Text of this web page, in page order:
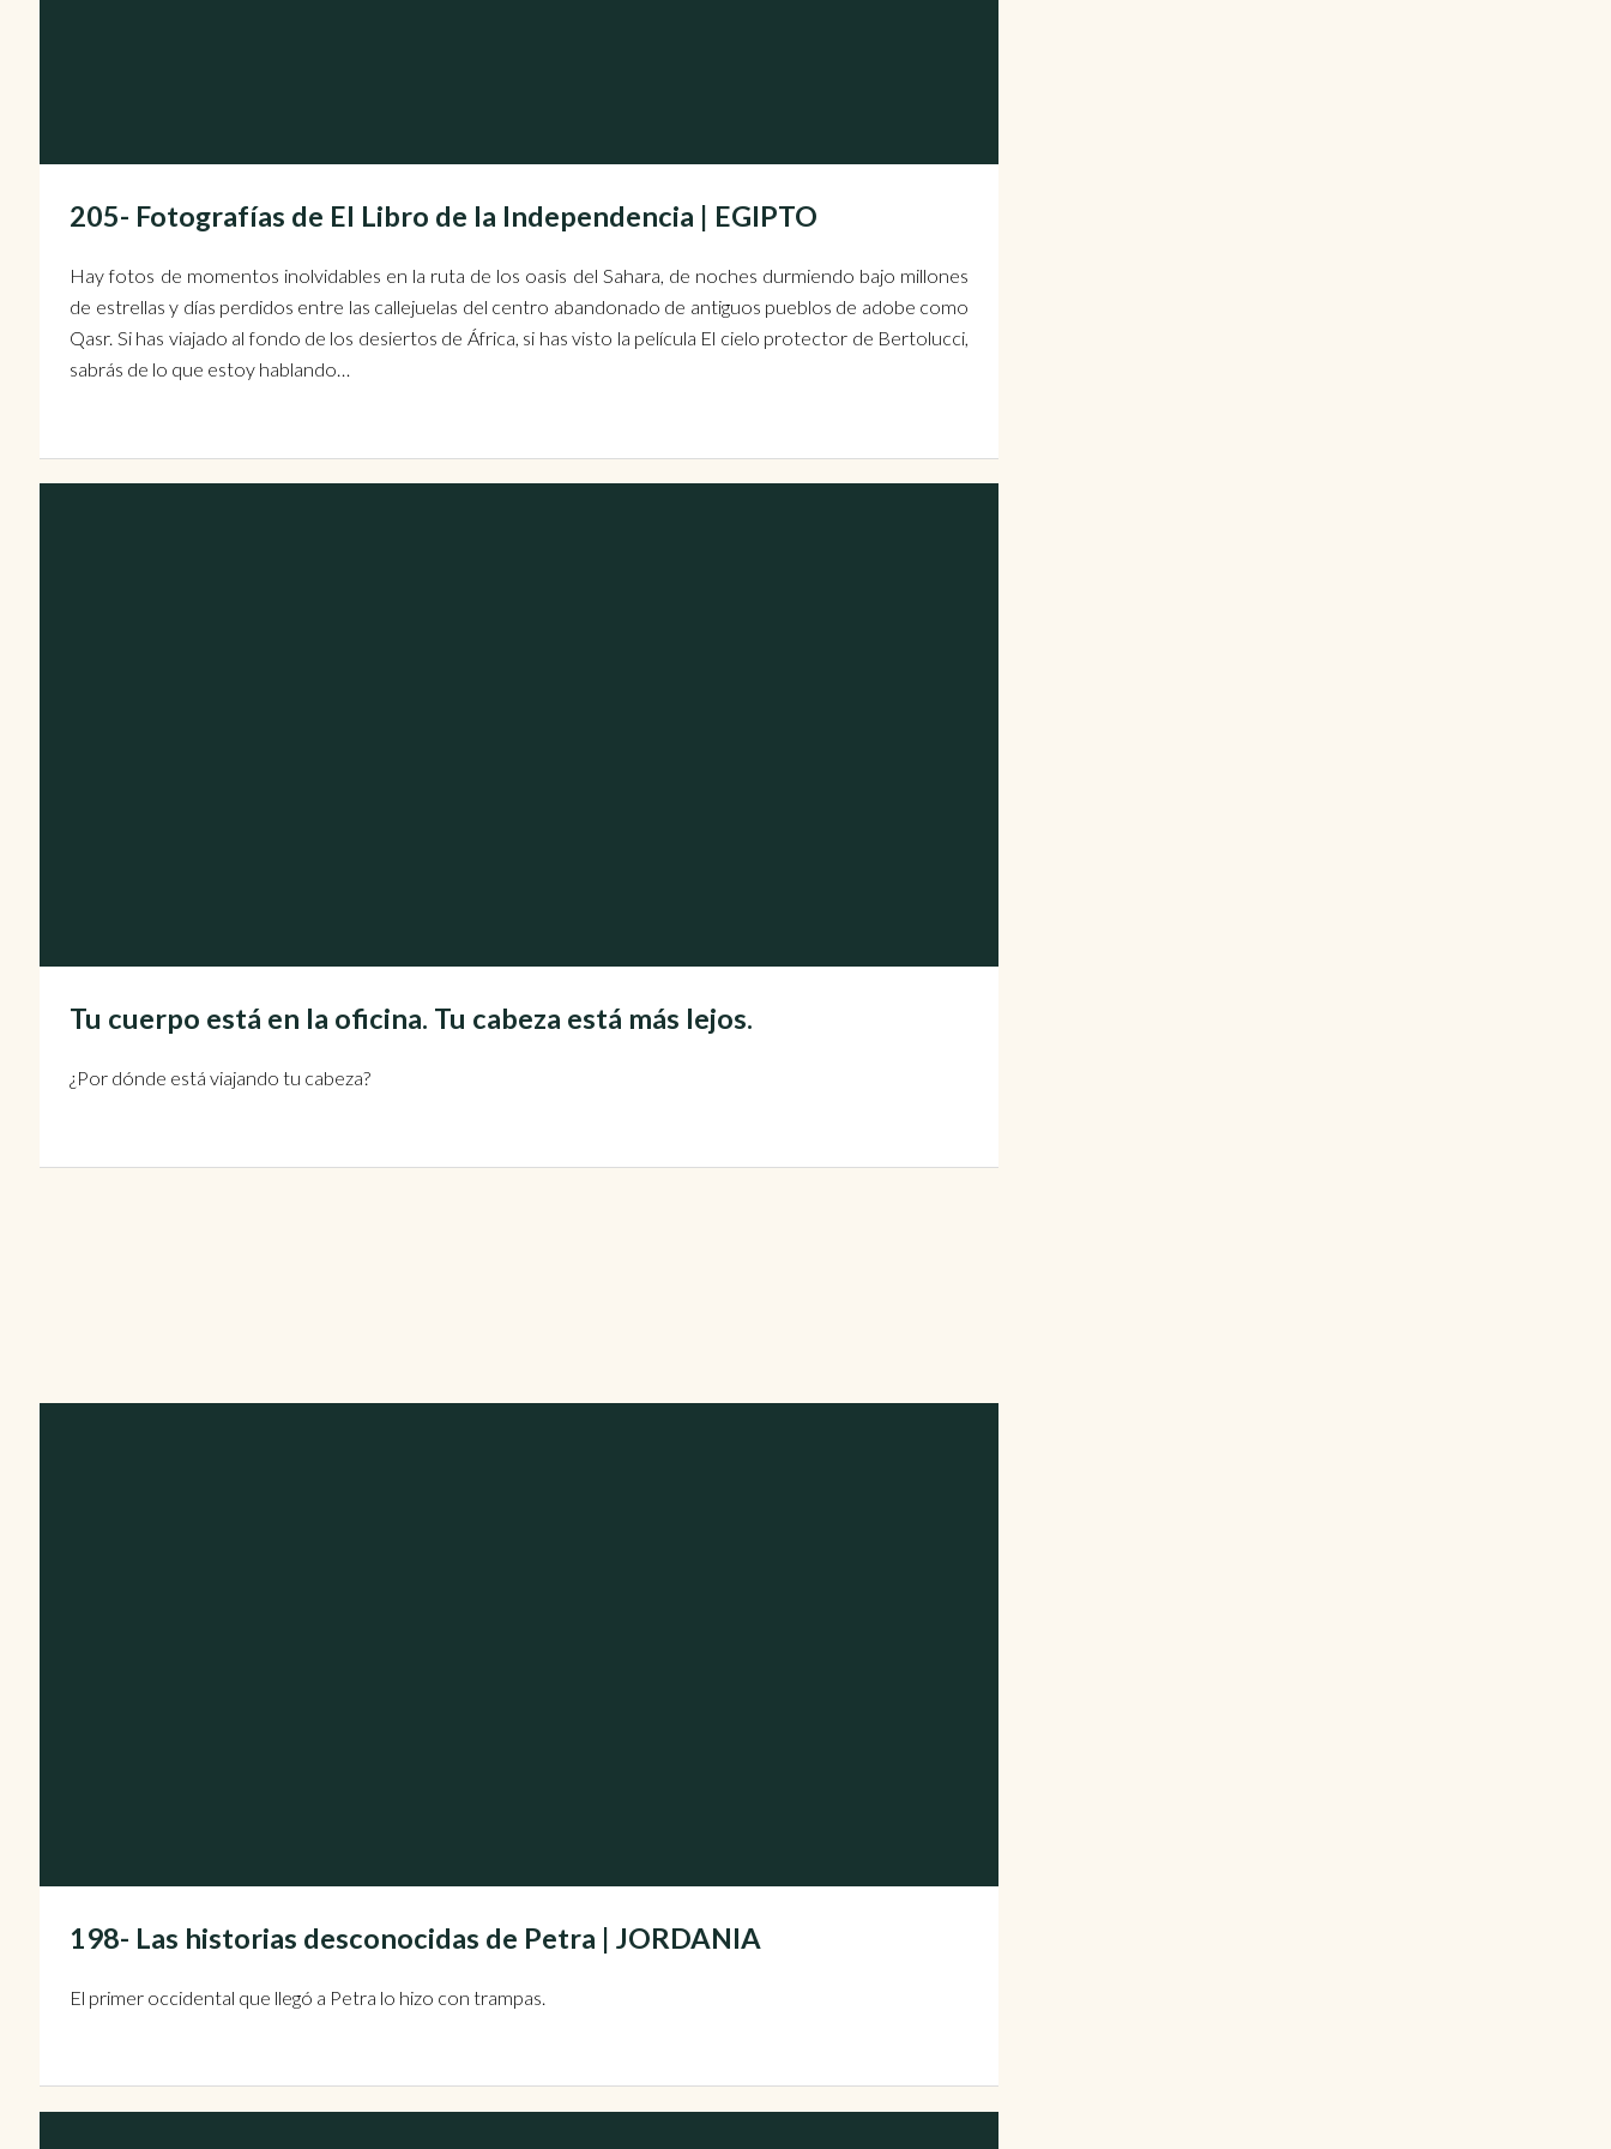
205- Fotografías de El Libro de la Independencia | EGIPTO
Hay fotos de momentos inolvidables en la ruta de los oasis del Sahara, de noches durmiendo bajo millones
de estrellas y días perdidos entre las callejuelas del centro abandonado de antiguos pueblos de adobe como
Qasr. Si has viajado al fondo de los desiertos de África, si has visto la película El cielo protector de Bertolucci,
sabrás de lo que estoy hablando…
Tu cuerpo está en la oficina. Tu cabeza está más lejos.
¿Por dónde está viajando tu cabeza?
198- Las historias desconocidas de Petra | JORDANIA
El primer occidental que llegó a Petra lo hizo con trampas.